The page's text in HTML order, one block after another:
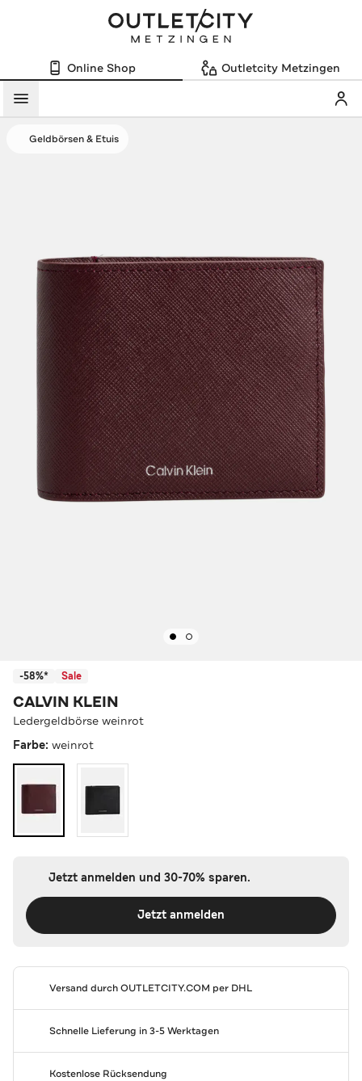
Online Shop Outletcity Metzingen
Menü
Geldbörsen & Etuis
-58%* Sale
CALVIN KLEIN
Ledergeldbörse weinrot
Farbe: weinrot
Jetzt anmelden und 30-70% sparen.
Jetzt anmelden
Versand durchOUTLETCITY.COM per DHL
Schnelle Lieferung in 3-5 Werktagen
Kostenlose Rücksendung